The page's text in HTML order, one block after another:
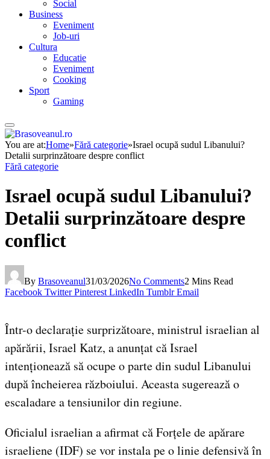
Social
Business
Eveniment
Job-uri
Cultura
Educatie
Eveniment
Cooking
Sport
Gaming
You are at:Home»Fără categorie»Israel ocupă sudul Libanului?
Detalii surprinzătoare despre conflict
Fără categorie
Israel ocupă sudul Libanului?
Detalii surprinzătoare despre
conflict
By Brasoveanul31/03/2026No Comments2 Mins Read
Facebook Twitter Pinterest LinkedIn Tumblr Email
Într-o declarație surprizătoare, ministrul israelian al
apărării, Israel Katz, a anunțat că Israel
intenționează să ocupe o parte din sudul Libanului
după încheierea războiului. Aceasta sugerează o
escaladare a tensiunilor din regiune.
Oficialul israelian a afirmat că Forțele de apărare
israeliene (IDF) se vor instala pe o linie defensivă în